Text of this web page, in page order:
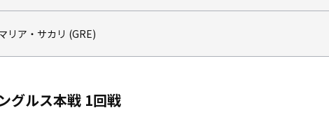
リア・サカリ (GRE)
グルス本戦 1回戦